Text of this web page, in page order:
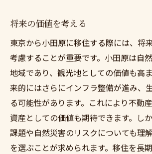
将来の価値を考える
東京から小田原に移住する際には、将
考慮することが重要です。小田原は自
地域であり、観光地としての価値も高
来的にはさらにインフラ整備が進み、
る可能性があります。これにより不動
資産としての価値も期待できます。し
課題や自然災害のリスクについても理
を選ぶことが求められます。移住を長